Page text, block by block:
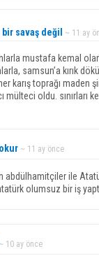
savaş değil ~ 11 ay
mustafa kemal
samsun’a kırık
karış toprağı
mülteci oldu.
~ 11 ay önce
abdülhamitçiler ile
olumsuz bir iş
~ 10 ay önce